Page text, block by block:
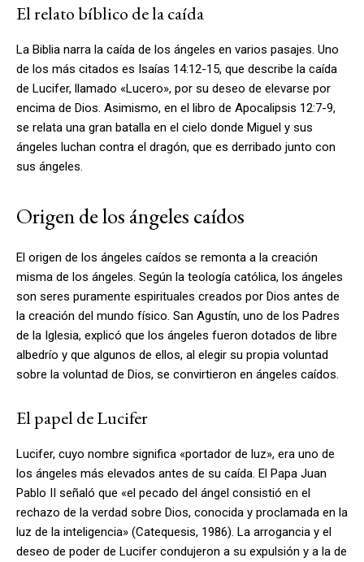
El relato bíblico de la caída
La Biblia narra la caída de los ángeles en varios pasajes. Uno
de los más citados es Isaías 14:12-15, que describe la caída
de Lucifer, llamado «Lucero», por su deseo de elevarse por
encima de Dios. Asimismo, en el libro de Apocalipsis 12:7-9,
se relata una gran batalla en el cielo donde Miguel y sus
ángeles luchan contra el dragón, que es derribado junto con
sus ángeles.
Origen de los ángeles caídos
El origen de los ángeles caídos se remonta a la creación
misma de los ángeles. Según la teología católica, los ángeles
son seres puramente espirituales creados por Dios antes de
la creación del mundo físico. San Agustín, uno de los Padres
de la Iglesia, explicó que los ángeles fueron dotados de libre
albedrío y que algunos de ellos, al elegir su propia voluntad
sobre la voluntad de Dios, se convirtieron en ángeles caídos.
El papel de Lucifer
Lucifer, cuyo nombre significa «portador de luz», era uno de
los ángeles más elevados antes de su caída. El Papa Juan
Pablo II señaló que «el pecado del ángel consistió en el
rechazo de la verdad sobre Dios, conocida y proclamada en la
luz de la inteligencia» (Catequesis, 1986). La arrogancia y el
deseo de poder de Lucifer condujeron a su expulsión y a la de